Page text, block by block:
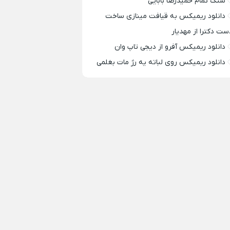
دانلود ریمیکس به قیافت مینازی ساخت
دکترا از مهدیار
دانلود ریمیکس آفرو از ديجی تاپ وان
دانلود ریمیکس روی لباته یه رژ مات بغلمی